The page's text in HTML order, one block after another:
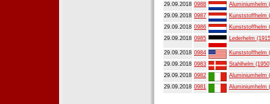
29.09.2018 0988
Aluminiumhelm
29.09.2018 0987
Kunststoffhelm
29.09.2018 0986
Kunststoffhelm
29.09.2018 0985 Lederhelm
29.09.2018 0984
Kunststoffhelm
29.09.2018 0983
Stahlhelm
29.09.2018 0982
Aluminiumhelm
29.09.2018 0981 Aluminiumhelm